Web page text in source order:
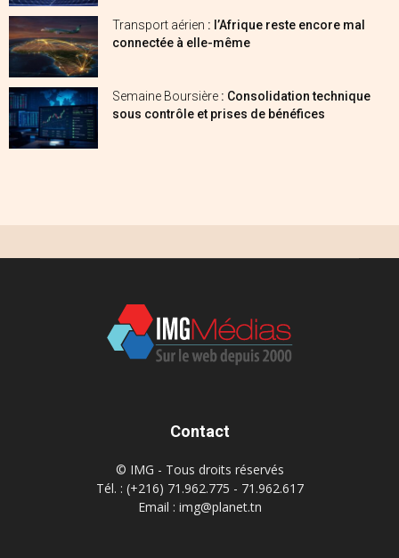
Transport aérien : l’Afrique reste encore mal
connectée à elle-même
Semaine Boursière : Consolidation technique
sous contrôle et prises de bénéfices
Contact
© IMG - Tous droits réservés
Tél. : (+216) 71.962.775 - 71.962.617
Email : img@planet.tn